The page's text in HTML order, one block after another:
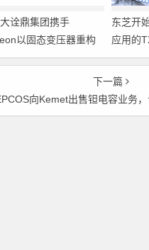
诠鼎集团携手
以固态变压器重构
率新标杆
东芝开
应用的
M4V组
制器）
下一篇
向Kemet出售钽电容业务